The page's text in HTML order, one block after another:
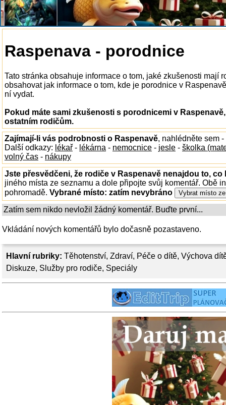
Hlavní rubriky: Těhotenství, Zdraví, Péče o dítě, Výchova
Diskuze, Služby pro rodiče, Speciály
Raspenava - porodnice
Tato stránka obsahuje informace o tom, jaké zkušenosti mají
obsahovat jak informace o tom, kde je porodnice v
ní vydat.
Pokud máte sami zkušenosti s porodnicemi v
ostatním rodičům.
Zajímají-li vás podrobnosti o Raspenavě, nahlédněte sem
Další odkazy: lékař - lékárna - nemocnice - jesle - školka
volný čas - nákupy
Jste přesvědčeni, že rodiče v Raspenavě nenajdou to, co
jiného místa ze seznamu a dole připojte svůj komentář. Obě
pohromadě. Vybrané místo: zatím nevybráno
Zatím sem nikdo nevložil žádný komentář. Buďte první...
Vkládání nových komentářů bylo dočasně pozastaveno.